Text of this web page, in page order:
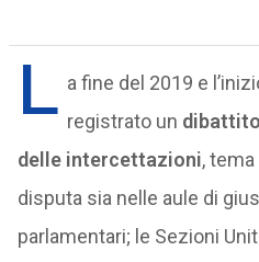
L a fine del 2019 e
registrato un
delle intercettazioni,
disputa sia nelle aule di
parlamentari; le Sezioni